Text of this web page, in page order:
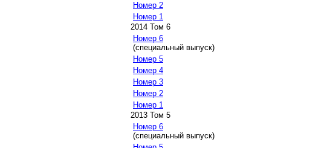
Номер 2
Номер 1
2014 Том 6
Номер 6
(специальный выпуск)
Номер 5
Номер 4
Номер 3
Номер 2
Номер 1
2013 Том 5
Номер 6
(специальный выпуск)